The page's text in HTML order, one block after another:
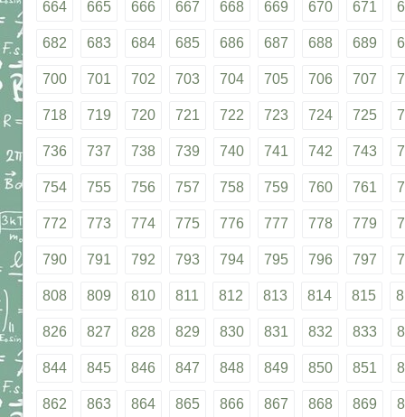
664 665 666 667 668 669 670 671
682 683 684 685 686 687 688 689
700 701 702 703 704 705 706 707
718 719 720 721 722 723 724 725
736 737 738 739 740 741 742 743
754 755 756 757 758 759 760 761
772 773 774 775 776 777 778 779
790 791 792 793 794 795 796 797
808 809 810 811 812 813 814 815
826 827 828 829 830 831 832 833
844 845 846 847 848 849 850 851
862 863 864 865 866 867 868 869